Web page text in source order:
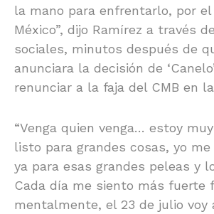
la mano para enfrentarlo, por el
México”, dijo Ramírez a través
sociales, minutos después de
anunciara la decisión de
renunciar a la faja del CMB en
“Venga quien venga… estoy
listo para grandes cosas, yo
ya para esas grandes peleas y
Cada día me siento más fuerte
mentalmente, el 23 de julio voy